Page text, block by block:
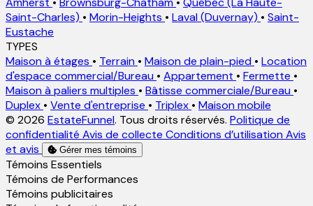
Saint-Charles) • Morin-Heights • Laval (Duvernay) • Saint-
Eustache
TYPES
Maison à étages • Terrain • Maison de plain-pied • Location
d'espace commercial/Bureau • Appartement • Fermette •
Maison à paliers multiples • Bâtisse commerciale/Bureau •
Duplex • Vente d'entreprise • Triplex • Maison mobile
© 2026 EstateFunnel. Tous droits réservés. Politique de
confidentialité Avis de collecte Conditions d’utilisation Avis
et avis
Gérer mes témoins
Activer
Témoins Essentiels
Activer
Témoins de Performances
Activer
Témoins publicitaires